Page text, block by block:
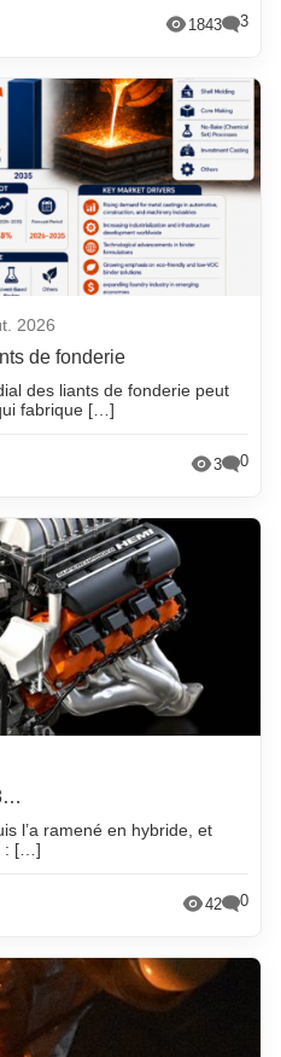
1843 3
2026
de fonderie
des liants de fonderie peut
fabrique […]
3 0
l’a ramené en hybride, et
: […]
42 0